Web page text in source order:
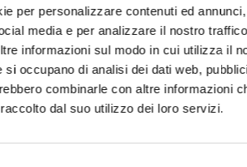
per personalizzare contenuti ed
media e per analizzare il nostro
informazioni sul modo in cui utilizza il
si occupano di analisi dei dati web,
combinarle con altre informazioni
dal suo utilizzo dei loro servizi.